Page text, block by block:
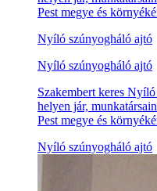
Pest megye és
Nyíló szúnyogháló ajtó
Nyíló szúnyogháló ajtó
Szakembert keres
helyen jár,
Pest megye és
Nyíló szúnyogháló ajtó